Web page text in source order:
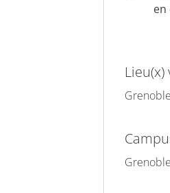
en
Lieu(x)
Grenoble